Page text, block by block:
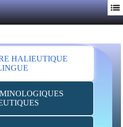
HALIEUTIQUE